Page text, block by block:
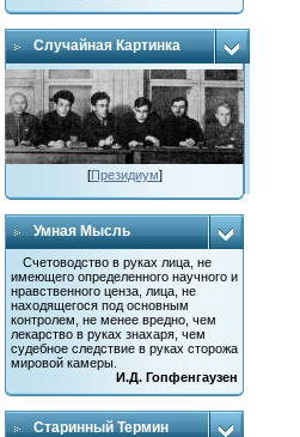
Случайная Картинка
[Президиум]
Умная Мысль
Счетоводство в руках лица, не
имеющего определенного научного и
нравственного ценза, лица, не
находящегося под основным
контролем, не менее вредно, чем
лекарство в руках знахаря, чем
судебное следствие в руках сторожа
мировой камеры.
И.Д. Гопфенгаузен
Старинный Термин